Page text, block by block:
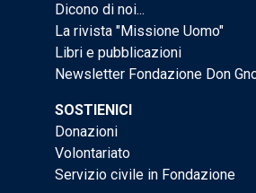
Dicono di noi...
La rivista "Missione Uomo"
Libri e pubblicazioni
Newsletter Fondazione Don
SOSTIENICI
Donazioni
Volontariato
Servizio civile in Fondazione